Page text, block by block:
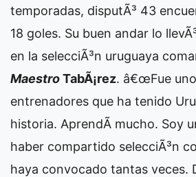
temporadas, disputÃ³ 43
18 goles. Su buen andar lo
en la selecciÃ³n uruguaya
MaestroTabÃ¡rez. â€œFue
entrenadores que ha tenido
historia. AprendÃ­ mucho. Soy
haber compartido selecciÃ³n
haya convocado tantas veces.